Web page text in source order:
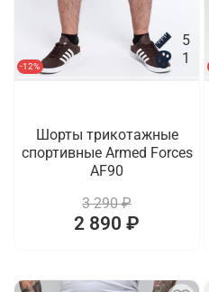
-12%
5
1
Шорты трикотажные
спортивные Armed Forces
AF90
3 290 ₽
2 890 ₽